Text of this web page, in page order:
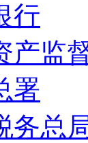
行
产监
署
务总